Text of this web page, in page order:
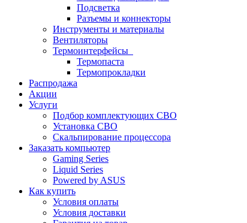
Подсветка
Разъемы и коннекторы
Инструменты и материалы
Вентиляторы
Термоинтерфейсы
Термопаста
Термопрокладки
Распродажа
Акции
Услуги
Подбор комплектующих СВО
Установка СВО
Скальпирование процессора
Заказать компьютер
Gaming Series
Liquid Series
Powered by ASUS
Как купить
Условия оплаты
Условия доставки